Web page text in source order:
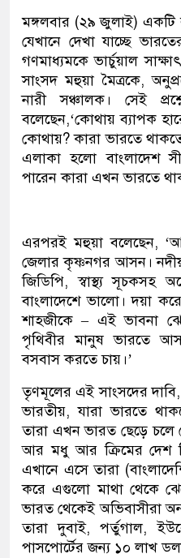
মঙ্গলবার (২৯ জুলাই) একটি
যেখানে দেখা যাচ্ছে
গণমাধ্যমকে ভার্চুয়াল
সাংসদ মহুয়া মৈত্রকে,
নারী সঞ্চালক। সেই
বলেছেন,‘কোথায় ব্যাপক
কোথায়? কারা ভারতে
এলাকা হলো বাংলাদেশ
পারেন কারা এখন ভারতে
এরপরই মহুয়া বলেছেন,
জেলার কৃষ্ণনগর আসন। নদীয়া
জিডিপি, স্বাস্থ্য সূচকসহ
বাংলাদেশে ভালো। দয়া
শাহজীকে – এই ভাবনা
পৃথিবীর মানুষ ভারতে
বসবাস করতে চায়।’
তৃণমূলের এই সাংসদের
ভারতীয়, যারা ভারতে
তারা এখন ভারত ছেড়ে
আর মধু আর ক্রিমের দেশ
এখানে এসে তারা
করে এগুলো মাথা থেকে
ভারত থেকেই অভিবাসীরা
তারা দুবাই, পর্তুগাল,
পাসপোর্টের জন্য ১০ লাখ